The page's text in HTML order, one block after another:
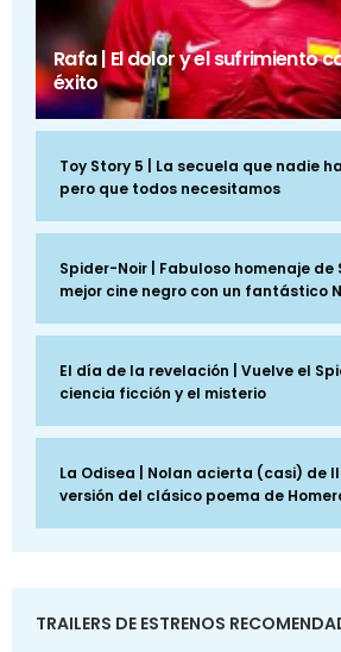
Rafa | El dolor y el sufrimiento
éxito
Toy Story 5 | La secuela que nadie
pero que todos necesitamos
Spider-Noir | Fabuloso homenaje
mejor cine negro con un fantástico
El día de la revelación | Vuelve el
ciencia ficción y el misterio
La Odisea | Nolan acierta (casi) de
versión del clásico poema de
TRAILERS DE ESTRENOS